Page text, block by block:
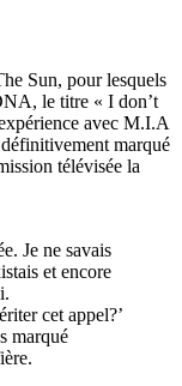
Sun, pour lesquels
le titre « I don’t
avec M.I.A
marqué
télévisée la
Je ne savais
et encore
cet appel?’
marqué